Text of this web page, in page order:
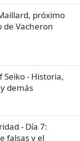
próximo
de Vacheron
Seiko - Historia,
demás
- Día 7:
falsas y el